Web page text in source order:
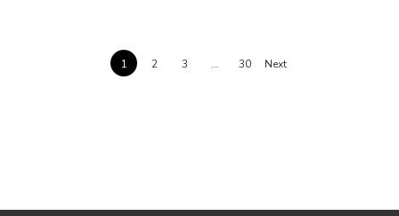
1 2 3 … 30 Next